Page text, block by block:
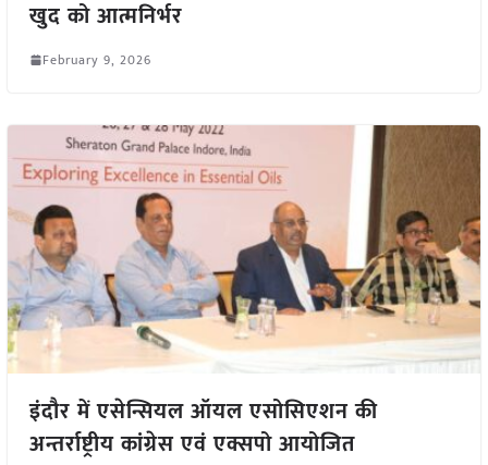
खुद को आत्मनिर्भर
February 9, 2026
इंदौर में एसेन्सियल ऑयल एसोसिएशन की
अन्तर्राष्ट्रीय कांग्रेस एवं एक्सपो आयोजित